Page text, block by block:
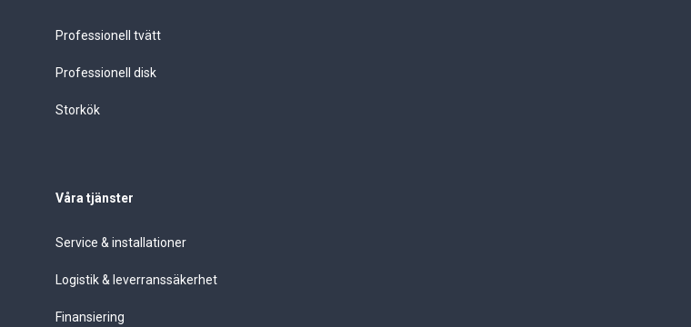
Professionell tvätt
Professionell disk
Storkök
Våra tjänster
Service & installationer
Logistik & leverranssäkerhet
Finansiering